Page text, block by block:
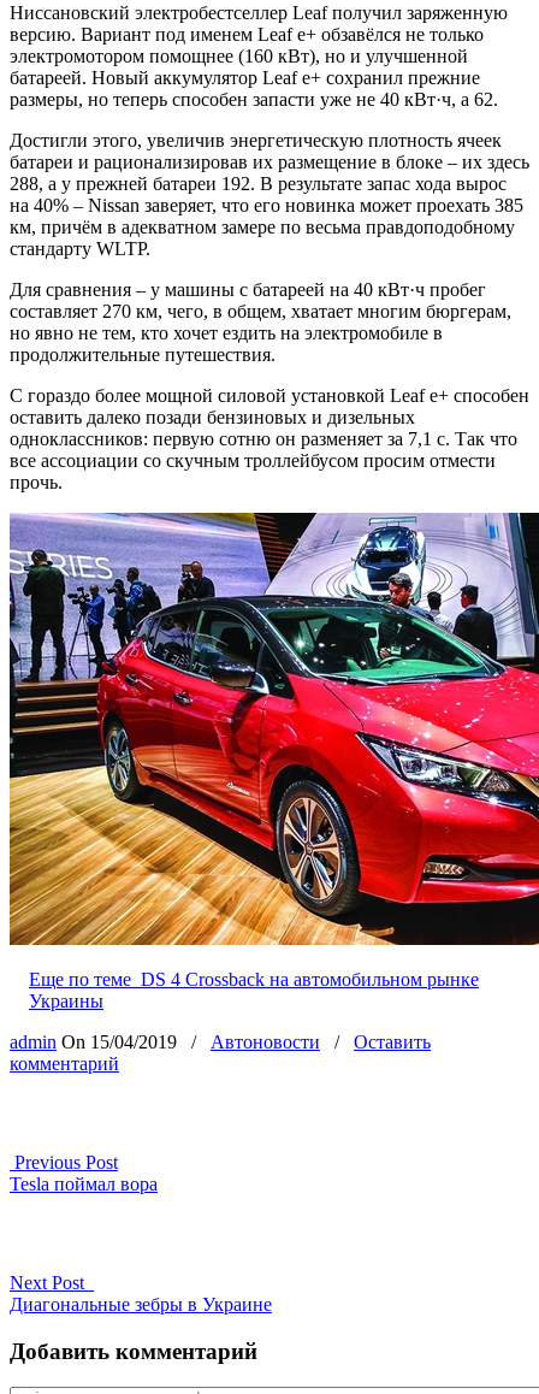
Ниссановский электробестселлер Leaf получил заряженную
версию. Вариант под именем Leaf e+ обзавёлся не только
электромотором помощнее (160 кВт), но и улучшенной
батареей. Новый аккумулятор Leaf e+ сохранил прежние
размеры, но теперь способен запасти уже не 40 кВт·ч, а 62.
Достигли этого, увеличив энергетическую плотность ячеек
батареи и рационализировав их размещение в блоке – их здесь
288, а у прежней батареи 192. В результате запас хода вырос
на 40% – Nissan заверяет, что его новинка может проехать 385
км, причём в адекватном замере по весьма правдоподобному
стандарту WLTP.
Для сравнения – у машины с батареей на 40 кВт·ч пробег
составляет 270 км, чего, в общем, хватает многим бюргерам,
но явно не тем, кто хочет ездить на электромобиле в
продолжительные путешествия.
С гораздо более мощной силовой установкой Leaf e+ способен
оставить далеко позади бензиновых и дизельных
одноклассников: первую сотню он разменяет за 7,1 с. Так что
все ассоциации со скучным троллейбусом просим отмести
прочь.
Еще по теме DS 4 Crossback на автомобильном рынке
Украины
admin On 15/04/2019 / Автоновости / Оставить
комментарий
Previous Post
Tesla поймал вора
Next Post
Диагональные зебры в Украине
Добавить комментарий